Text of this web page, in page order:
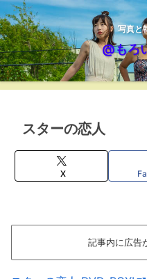
写真と
@もろ
スターの恋人
X
記事内に広告